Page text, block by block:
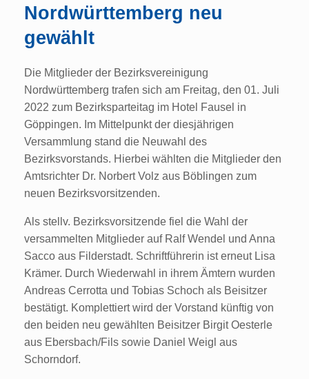
Nordwürttemberg neu
gewählt
Die Mitglieder der Bezirksvereinigung
Nordwürttemberg trafen sich am Freitag, den 01. Juli
2022 zum Bezirksparteitag im Hotel Fausel in
Göppingen. Im Mittelpunkt der diesjährigen
Versammlung stand die Neuwahl des
Bezirksvorstands. Hierbei wählten die Mitglieder den
Amtsrichter Dr. Norbert Volz aus Böblingen zum
neuen Bezirksvorsitzenden.
Als stellv. Bezirksvorsitzende fiel die Wahl der
versammelten Mitglieder auf Ralf Wendel und Anna
Sacco aus Filderstadt. Schriftführerin ist erneut Lisa
Krämer. Durch Wiederwahl in ihrem Ämtern wurden
Andreas Cerrotta und Tobias Schoch als Beisitzer
bestätigt. Komplettiert wird der Vorstand künftig von
den beiden neu gewählten Beisitzer Birgit Oesterle
aus Ebersbach/Fils sowie Daniel Weigl aus
Schorndorf.